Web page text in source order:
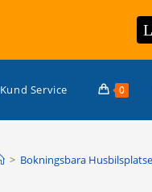
Kund Service 0
> Bokningsbara